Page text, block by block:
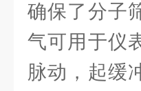
确保了分子
气可用于仪
脉动，起缓